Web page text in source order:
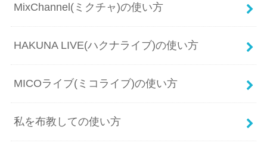
MixChannel(ミクチャ)の使い方
HAKUNA LIVE(ハクナライブ)の使い方
MICOライブ(ミコライブ)の使い方
私を布教しての使い方